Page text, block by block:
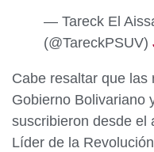
— Tareck El
(@TareckPSUV)
Cabe resaltar que las
Gobierno Bolivariano
suscribieron desde el
Líder de la